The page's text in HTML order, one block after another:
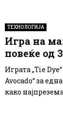
ТЕХНОЛОГИЈА
Игра на
повеќе од
Играта „Tie
Avocado“ за
како